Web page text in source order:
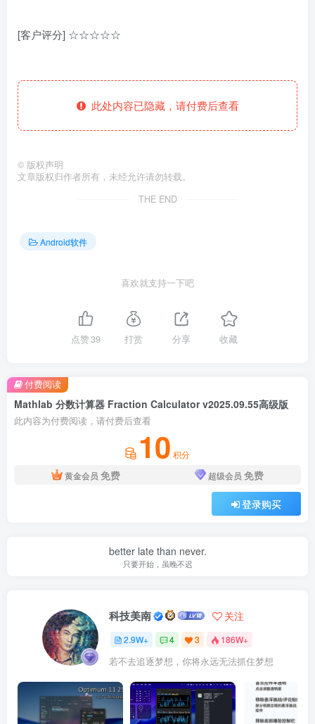
[客户评分] ☆☆☆☆☆
此处内容已隐藏，请付费后查看
© 版权声明
文章版权归作者所有，未经允许请勿转载。
THE END
Android软件
喜欢就支持一下吧
点赞39 打赏 分享 收藏
Mathlab 分数计算器 Fraction Calculator v2025.09.55高级版
此内容为付费阅读，请付费后查看
10 积分
黄金会员 免费 超级会员 免费
登录购买
付费阅读
better late than never.
只要开始，虽晚不迟
科技美南 关注
2.9W+ 4 3 186W+
若不去追逐梦想，你将永远无法抓住梦想